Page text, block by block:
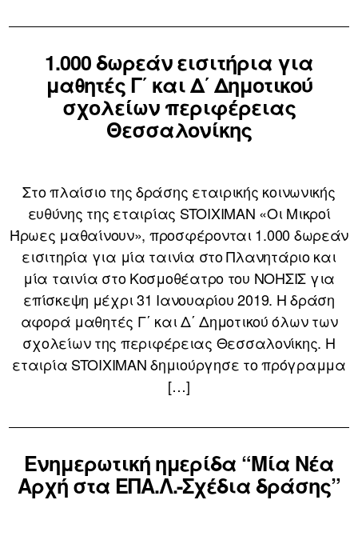
1.000 δωρεάν εισιτήρια για
μαθητές Γ΄ και Δ΄ Δημοτικού
σχολείων περιφέρειας
Θεσσαλονίκης
Στο πλαίσιο της δράσης εταιρικής κοινωνικής
ευθύνης της εταιρίας STOIXIMAN «Οι Μικροί
Ήρωες μαθαίνουν», προσφέρονται 1.000 δωρεάν
εισιτηρία για μία ταινία στο Πλανητάριο και
μία ταινία στο Κοσμοθέατρο του ΝΟΗΣΙΣ για
επίσκεψη μέχρι 31 Ιανουαρίου 2019. Η δράση
αφορά μαθητές Γ΄ και Δ΄ Δημοτικού όλων των
σχολείων της περιφέρειας Θεσσαλονίκης. Η
εταιρία STOIXIMAN δημιούργησε το πρόγραμμα
[…]
Ενημερωτική ημερίδα “Μία Νέα
Αρχή στα ΕΠΑ.Λ.-Σχέδια δράσης”